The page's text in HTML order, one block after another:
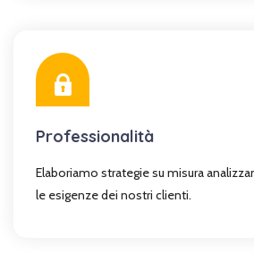
Professionalità
Elaboriamo strategie su misura
le esigenze dei nostri clienti.